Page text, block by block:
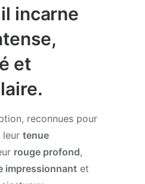
incarne
et
reconnues pour
leur tenue
rouge profond,
impressionnant et